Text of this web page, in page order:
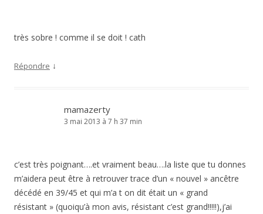
très sobre ! comme il se doit ! cath
Répondre ↓
mamazerty
3 mai 2013 à 7 h 37 min
c’est très poignant….et vraiment beau….la liste que tu donnes
m’aidera peut être à retrouver trace d’un « nouvel » ancêtre
décédé en 39/45 et qui m’a t on dit était un « grand
résistant » (quoiqu’à mon avis, résistant c’est grand!!!!!),j’ai